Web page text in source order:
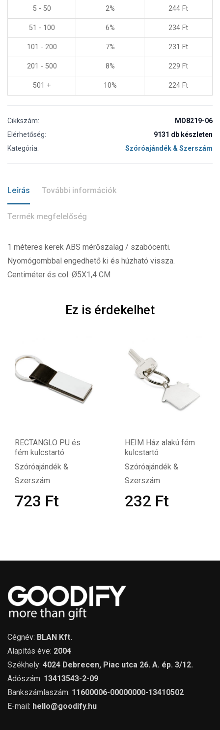
5 - 50 2% 244 Ft
51 - 100 6% 234 Ft
101 - 200 7% 231 Ft
201 - 500 8% 229 Ft
501 + 10% 224 Ft
Cikkszám:
MO8219-06
Elérhetőség:
9131 db készleten
Kategória:
Szóróajándék & Szerszám
Leírás További információk
Termék megfelelőség
1 méteres kerek ABS mérőszalag / szabócenti.
Nyomógombbal engedhető ki és húzható vissza.
Centiméter és col. Ø5X1,4 CM
Ez is érdekelhet
RECTANGLO PU és
fém kulcstartó
Szóróajándék &
Szerszám
723 Ft
HEIM Ház alakú fém
kulcstartó
Szóróajándék &
Szerszám
232 Ft
Cégnév: BLAN Kft.
Alapítás éve: 2004
Székhely: 4024 Debrecen, Piac utca 26. A. ép. 3/12.
Adószám: 13413543-2-09
Bankszámlaszám: 11600006-00000000-13410502
E-mail: hello@goodify.hu